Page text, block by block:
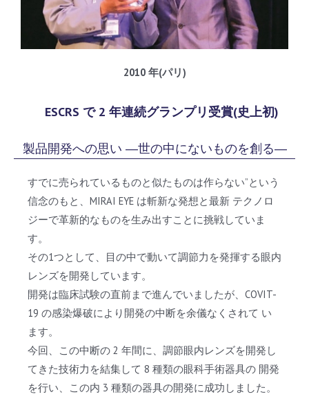
2010 年(パリ)
ESCRS で 2 年連続グランプリ受賞(史上初)
製品開発への思い ―世の中にないものを創る―
すでに売られているものと似たものは作らない”という
信念のもと、MIRAI EYE は斬新な発想と最新 テクノロ
ジーで革新的なものを生み出すことに挑戦していま
す。
その1つとして、目の中で動いて調節力を発揮する眼内
レンズを開発しています。
開発は臨床試験の直前まで進んでいましたが、COVIT-
19 の感染爆破により開発の中断を余儀なくされて い
ます。
今回、この中断の 2 年間に、調節眼内レンズを開発し
てきた技術力を結集して 8 種類の眼科手術器具の 開発
を行い、この内 3 種類の器具の開発に成功しました。